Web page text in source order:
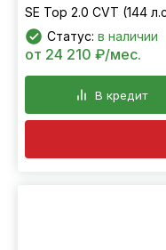
SE Top 2.0 CVT (144
Статус: в наличии
от 24 210 ₽/мес.
В кредит